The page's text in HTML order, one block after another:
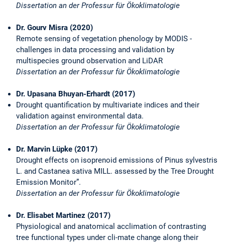
Dissertation an der Professur für Ökoklimatologie
Dr. Gourv Misra (2020)
Remote sensing of vegetation phenology by MODIS -
challenges in data processing and validation by
multispecies ground observation and LiDAR
Dissertation an der Professur für Ökoklimatologie
Dr. Upasana Bhuyan-Erhardt (2017)
Drought quantification by multivariate indices and their
validation against environmental data.
Dissertation an der Professur für Ökoklimatologie
Dr. Marvin Lüpke (2017)
Drought effects on isoprenoid emissions of Pinus sylvestris
L. and Castanea sativa MILL. assessed by the Tree Drought
Emission Monitor”.
Dissertation an der Professur für Ökoklimatologie
Dr. Elisabet Martinez (2017)
Physiological and anatomical acclimation of contrasting
tree functional types under cli-mate change along their